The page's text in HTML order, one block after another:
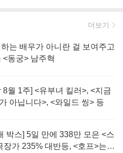
더보기
하는 배우가 아니란 걸 보여주고
<동궁> 남주혁
8월 1주] <유부녀 킬러>, <지금
아닙니다>, <와일드 씽> 등
박스] 5일 만에 338만 모은 <스
장가 235% 대반등, <호프>는